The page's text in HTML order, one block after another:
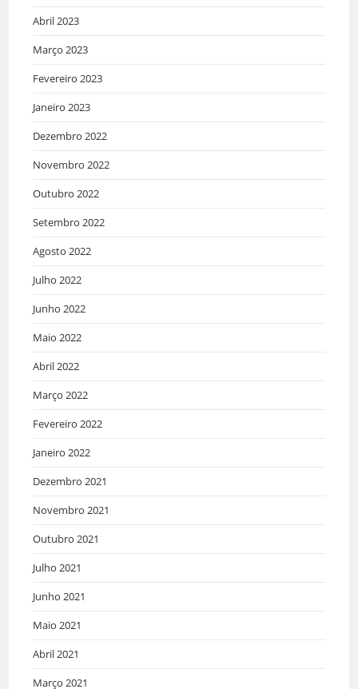
Abril 2023
Março 2023
Fevereiro 2023
Janeiro 2023
Dezembro 2022
Novembro 2022
Outubro 2022
Setembro 2022
Agosto 2022
Julho 2022
Junho 2022
Maio 2022
Abril 2022
Março 2022
Fevereiro 2022
Janeiro 2022
Dezembro 2021
Novembro 2021
Outubro 2021
Julho 2021
Junho 2021
Maio 2021
Abril 2021
Março 2021